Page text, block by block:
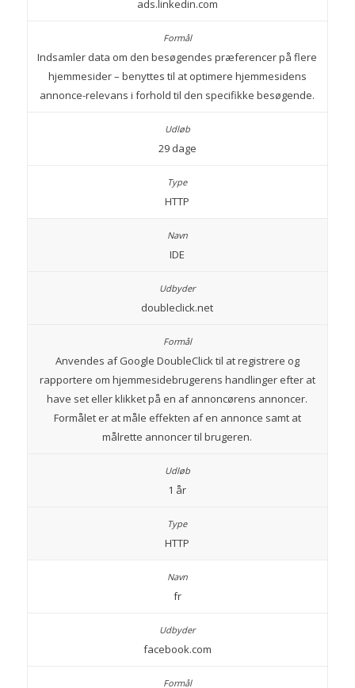
ads.linkedin.com
Indsamler data om den besøgendes præferencer på flere
hjemmesider – benyttes til at optimere hjemmesidens
annonce-relevans i forhold til den specifikke besøgende.
29 dage
HTTP
IDE
doubleclick.net
Anvendes af Google DoubleClick til at registrere og
rapportere om hjemmesidebrugerens handlinger efter at
have set eller klikket på en af annoncørens annoncer.
Formålet er at måle effekten af en annonce samt at
målrette annoncer til brugeren.
1 år
HTTP
fr
facebook.com